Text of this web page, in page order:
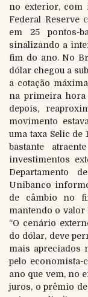
no exterior, com
Federal Reserve
em 25 pontos-
sinalizando a
fim do ano. No
dólar chegou a
a cotação
na primeira
depois,
movimento
uma taxa Selic de
bastante
investimentos
Departamento
Unibanco
de câmbio no
mantendo o valor
“O cenário
do dólar, deve
mais apreciados
pelo economista-
ano que vem, no
juros, o prêmio